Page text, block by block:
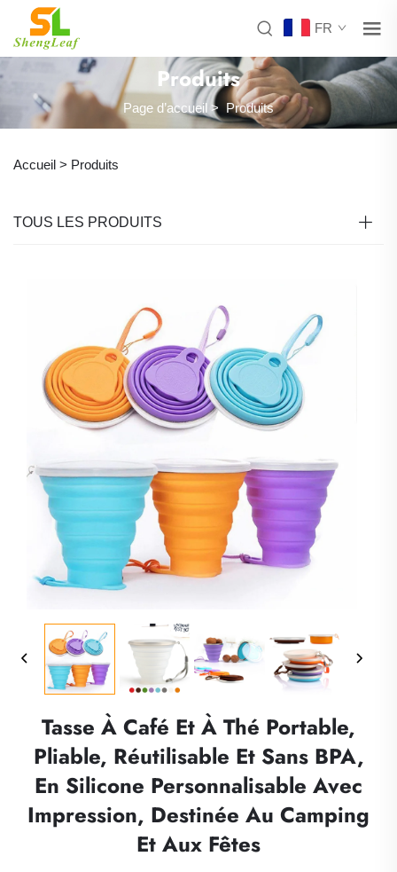
FR
Produits
Page d’accueil > Produits
Accueil > Produits
TOUS LES PRODUITS
Tasse À Café Et À Thé Portable,
Pliable, Réutilisable Et Sans BPA,
En Silicone Personnalisable Avec
Impression, Destinée Au Camping
Et Aux Fêtes